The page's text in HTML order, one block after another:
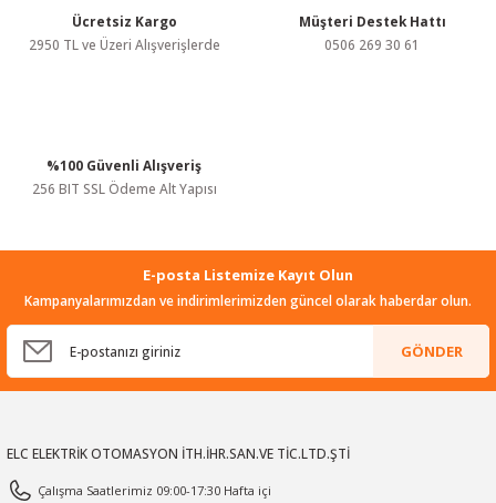
Bu ürüne benzer farklı alternatifler olmalı.
Ücretsiz Kargo
2950 TL ve Üzeri Alışverişlerde
Müşteri Destek Hattı
0506 269 30 61
%100 Güvenli Alışveriş
256 BIT SSL Ödeme Alt Yapısı
E-posta Listemize Kayıt Olun
Kampanyalarımızdan ve indirimlerimizden güncel olarak haberdar olun.
GÖNDER
ELC ELEKTRİK OTOMASYON İTH.İHR.SAN.VE TİC.LTD.ŞTİ
Çalışma Saatlerimiz 09:00-17:30 Hafta içi